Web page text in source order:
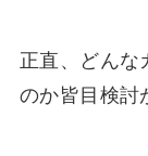
正直、どんな
のか皆目検討